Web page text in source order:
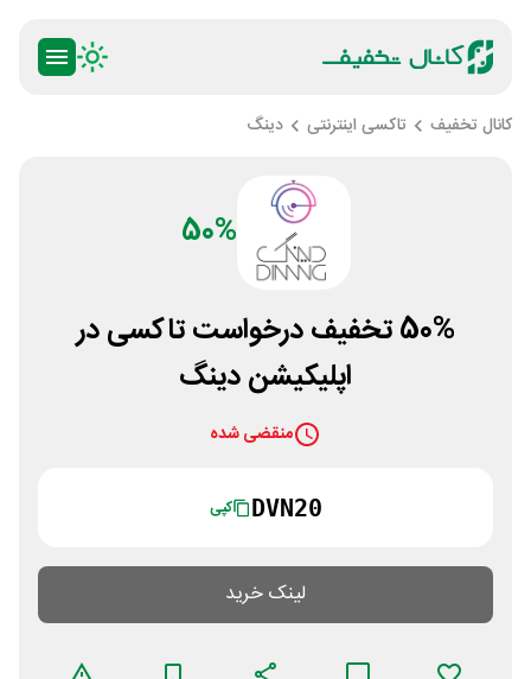
کانال تخفیف تاکسی اینترنتی دینگ
50%
50% تخفیف درخواست تاکسی در
اپلیکیشن دینگ
منقضی شده
DVN20 کپی
لینک خرید